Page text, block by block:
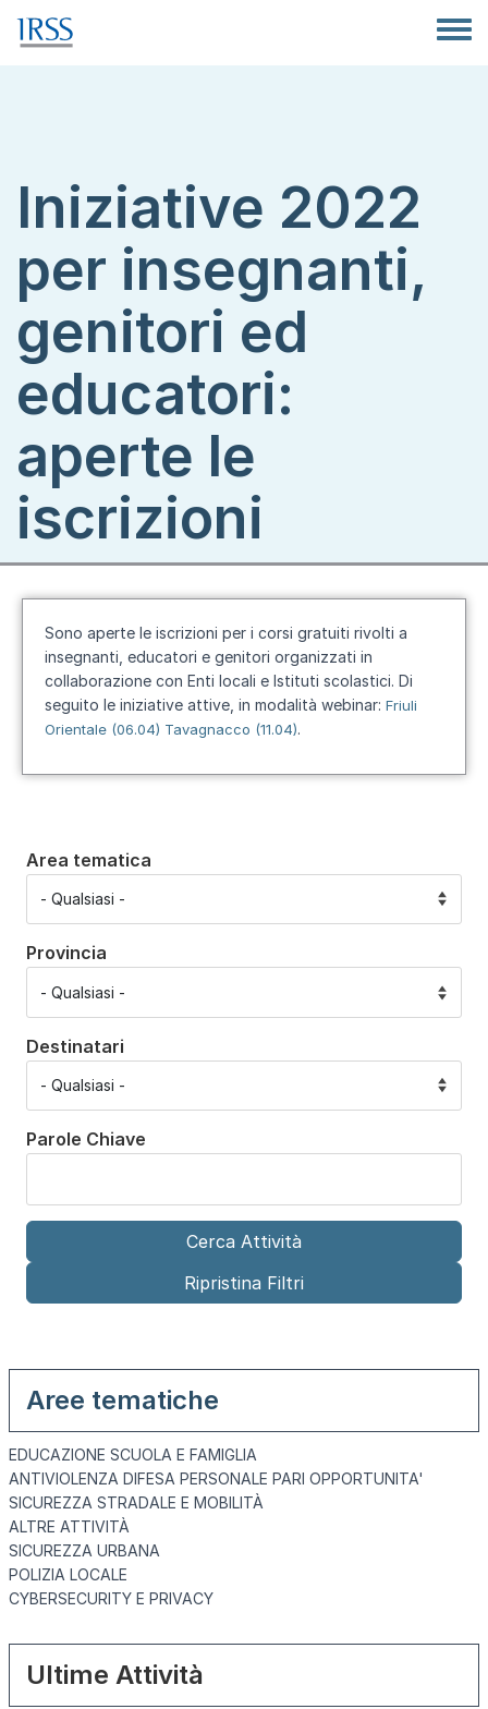
Iniziative 2022
per insegnanti,
genitori ed
educatori:
aperte le
iscrizioni
Sono aperte le iscrizioni per i corsi gratuiti rivolti a
insegnanti, educatori e genitori organizzati in
collaborazione con Enti locali e Istituti scolastici. Di
seguito le iniziative attive, in modalità webinar: Friuli
Orientale (06.04) Tavagnacco (11.04).
Area tematica
Provincia
Destinatari
Parole Chiave
Aree tematiche
EDUCAZIONE SCUOLA E FAMIGLIA
ANTIVIOLENZA DIFESA PERSONALE PARI OPPORTUNITA'
SICUREZZA STRADALE E MOBILITÀ
ALTRE ATTIVITÀ
SICUREZZA URBANA
POLIZIA LOCALE
CYBERSECURITY E PRIVACY
Ultime Attività